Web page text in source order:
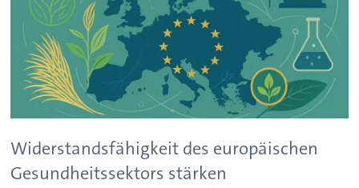
Widerstandsfähigkeit des europäischen
Gesundheitssektors stärken